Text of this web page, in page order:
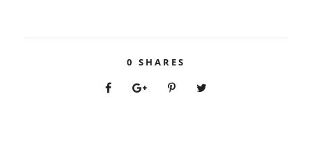
0 SHARES